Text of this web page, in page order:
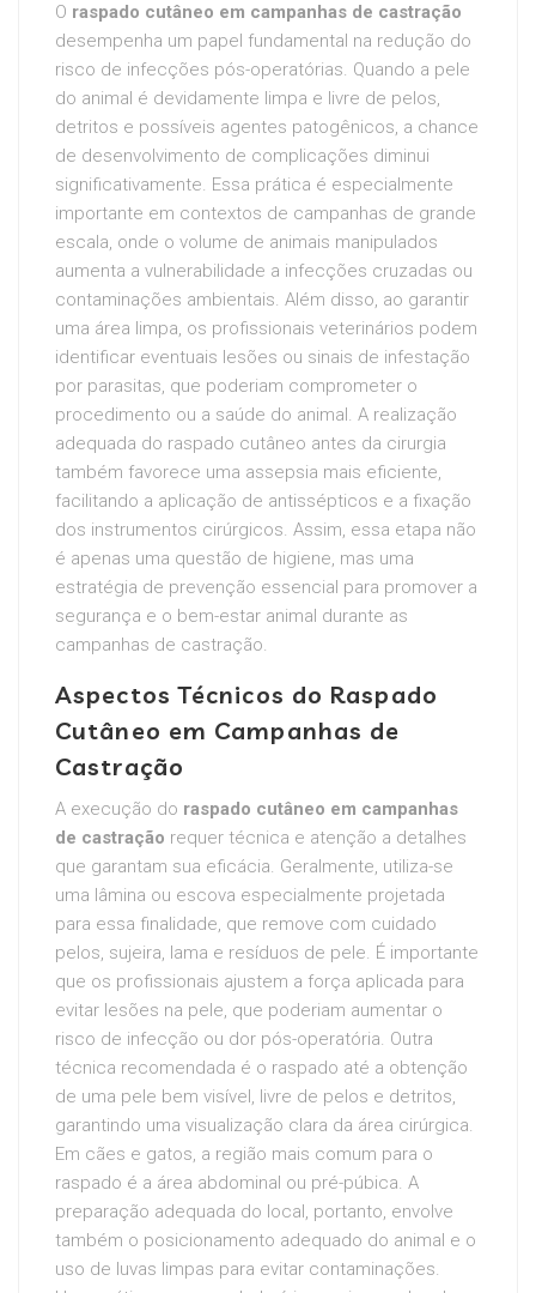
O raspado cutâneo em campanhas de castração
desempenha um papel fundamental na redução do
risco de infecções pós-operatórias. Quando a pele
do animal é devidamente limpa e livre de pelos,
detritos e possíveis agentes patogênicos, a chance
de desenvolvimento de complicações diminui
significativamente. Essa prática é especialmente
importante em contextos de campanhas de grande
escala, onde o volume de animais manipulados
aumenta a vulnerabilidade a infecções cruzadas ou
contaminações ambientais. Além disso, ao garantir
uma área limpa, os profissionais veterinários podem
identificar eventuais lesões ou sinais de infestação
por parasitas, que poderiam comprometer o
procedimento ou a saúde do animal. A realização
adequada do raspado cutâneo antes da cirurgia
também favorece uma assepsia mais eficiente,
facilitando a aplicação de antissépticos e a fixação
dos instrumentos cirúrgicos. Assim, essa etapa não
é apenas uma questão de higiene, mas uma
estratégia de prevenção essencial para promover a
segurança e o bem-estar animal durante as
campanhas de castração.
Aspectos Técnicos do Raspado
Cutâneo em Campanhas de
Castração
A execução do raspado cutâneo em campanhas
de castração requer técnica e atenção a detalhes
que garantam sua eficácia. Geralmente, utiliza-se
uma lâmina ou escova especialmente projetada
para essa finalidade, que remove com cuidado
pelos, sujeira, lama e resíduos de pele. É importante
que os profissionais ajustem a força aplicada para
evitar lesões na pele, que poderiam aumentar o
risco de infecção ou dor pós-operatória. Outra
técnica recomendada é o raspado até a obtenção
de uma pele bem visível, livre de pelos e detritos,
garantindo uma visualização clara da área cirúrgica.
Em cães e gatos, a região mais comum para o
raspado é a área abdominal ou pré-púbica. A
preparação adequada do local, portanto, envolve
também o posicionamento adequado do animal e o
uso de luvas limpas para evitar contaminações.